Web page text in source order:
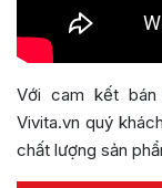
Với cam kết bán
Vivita.vn quý
chất lượng sản